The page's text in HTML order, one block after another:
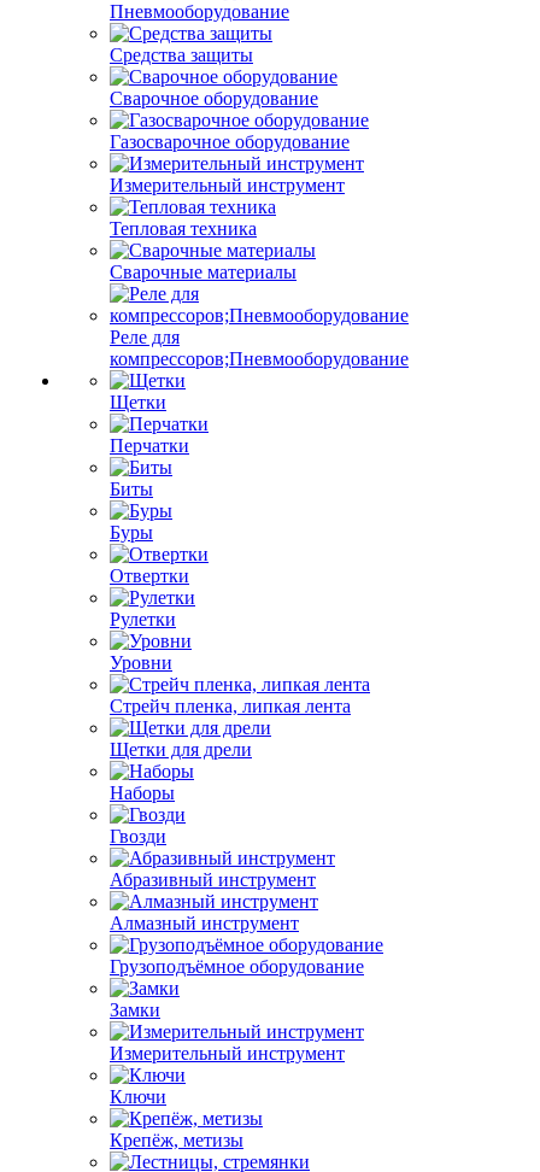
Пневмооборудование
Средства защиты
Сварочное оборудование
Газосварочное оборудование
Измерительный инструмент
Тепловая техника
Сварочные материалы
Реле для
компрессоров;Пневмооборудование
Щетки
Перчатки
Биты
Буры
Отвертки
Рулетки
Уровни
Стрейч пленка, липкая лента
Щетки для дрели
Наборы
Гвозди
Абразивный инструмент
Алмазный инструмент
Грузоподъёмное оборудование
Замки
Измерительный инструмент
Ключи
Крепёж, метизы